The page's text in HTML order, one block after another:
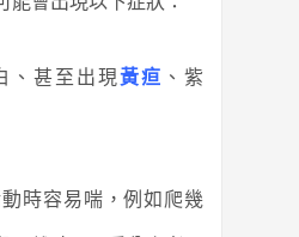
、甚至出現黃疸 、紫
時容易喘，例如爬幾